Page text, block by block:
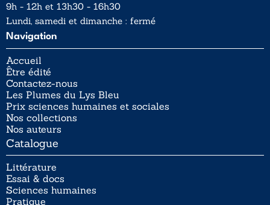
9h - 12h et 13h30 - 16h30
Lundi, samedi et dimanche : fermé
Navigation
Accueil
Être édité
Contactez-nous
Les Plumes du Lys Bleu
Prix sciences humaines et sociales
Nos collections
Nos auteurs
Catalogue
Littérature
Essai & docs
Sciences humaines
Pratique